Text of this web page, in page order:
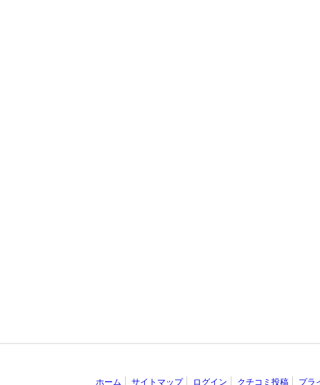
ホーム サイトマップ ログイン クチコミ投稿 プラ